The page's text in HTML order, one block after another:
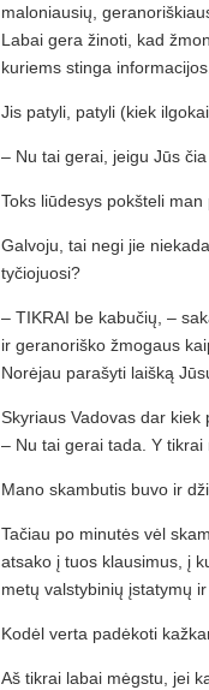
maloniausių,
Labai gera žinoti, kad
kuriems stinga
Jis patyli, patyli (kiek
– Nu tai gerai, jeigu Jūs
Toks liūdesys pokšteli man
Galvoju, tai negi jie
tyčiojuosi?
– TIKRAI be kabučių, –
ir geranoriško žmogaus
Norėjau parašyti laišką
Skyriaus Vadovas dar kiek
– Nu tai gerai tada. Y tikrai
Mano skambutis buvo ir
Tačiau po minutės vėl
atsako į tuos klausimus, į
metų valstybinių įstatymų
Kodėl verta padėkoti
Aš tikrai labai mėgstu, jei